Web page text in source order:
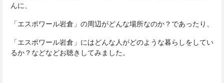
んに、
「エスポワール岩倉」の周辺がどんな場所なのか？であったり、
「エスポワール岩倉」にはどんな人がどのような暮らしをしてい
るか？などなどお聴きしてみました。